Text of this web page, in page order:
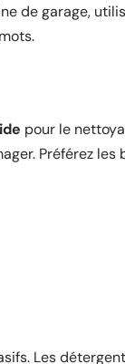
de garage,
pour le
Préférez
Les